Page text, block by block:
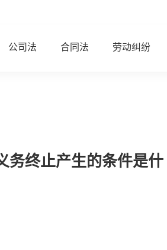
公司法 合同法 劳动纠纷
务终止产生的条件是什